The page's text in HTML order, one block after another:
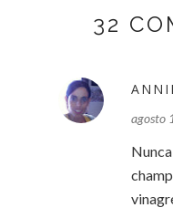
32
agosto